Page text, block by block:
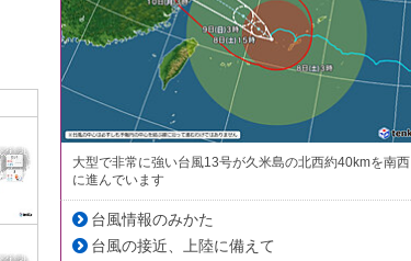
大型で非常に強い台風13号が久米島の北西約40kmを南西
に進んでいます
台風情報のみかた
台風の接近、上陸に備えて